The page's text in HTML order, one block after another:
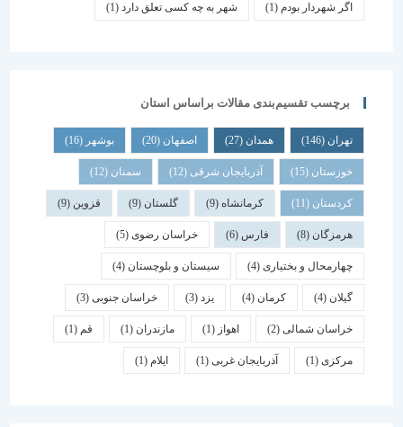
اگر شهردار بودم (1) شهر به چه کسی تعلق دارد(1)
برچسب تقسیم‌بندی مقالات براساس استان
همدان اصفهان (20) بوشهر
خوزستان(15) آذربایجان شرقی(12) سمنان (12)
کردستان(11) کرمانشاه(9) گلستان (9) قزوین
هرمزگان(8) فارس خراسان رضوی(5)
چهارمحال و بختیاری (4) سیستان و بلوچستان(4)
کرمان یزد خراسان جنوبی(3)
خراسان شمالی(2) اهواز مازندران(1) قم
(1) آذربایجان غربی(1) ایلام